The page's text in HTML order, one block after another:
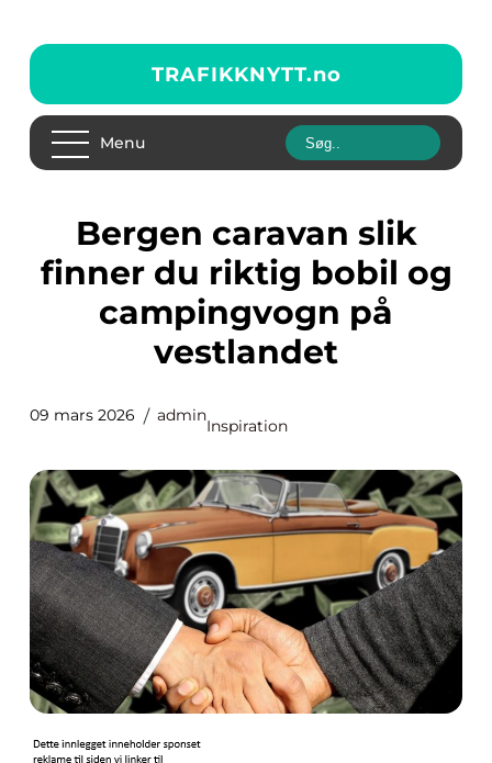
TRAFIKKNYTT.no
Menu
Bergen caravan slik
finner du riktig bobil og
campingvogn på
vestlandet
09 mars 2026 admin
Inspiration